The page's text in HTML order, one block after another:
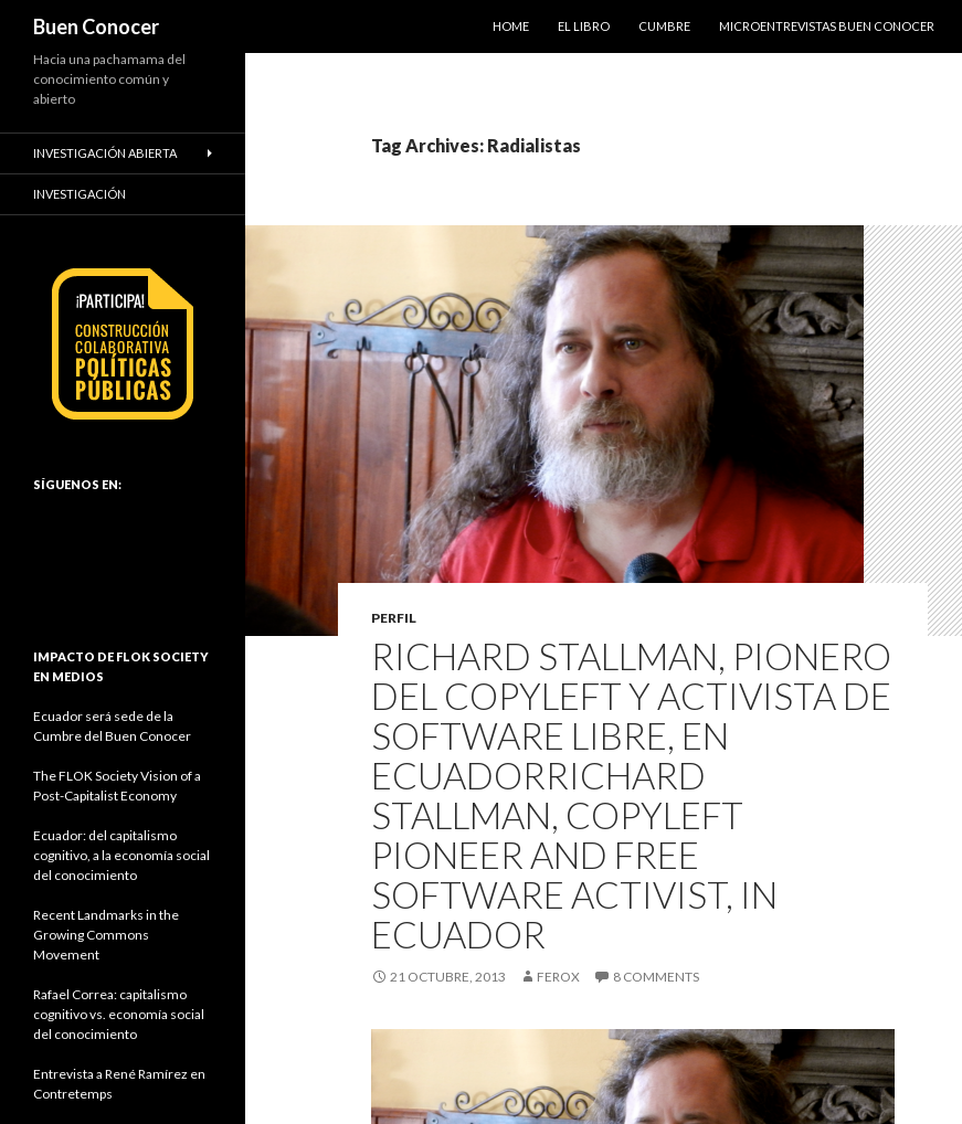
Buen Conocer
HOME
EL LIBRO CUMBRE MICROENTREVISTAS BUEN CONOCER
Tag Archives: Radialistas
PERFIL
RICHARD STALLMAN, PIONERO
DEL COPYLEFT Y ACTIVISTA DE
SOFTWARE LIBRE, EN
ECUADORRICHARD
STALLMAN, COPYLEFT
PIONEER AND FREE
SOFTWARE ACTIVIST, IN
ECUADOR
21 OCTUBRE, 2013 FEROX 8 COMMENTS
Hacia una pachamama del
conocimiento común y
abierto
INVESTIGACIÓN ABIERTA
INVESTIGACIÓN
SÍGUENOS EN:
IMPACTO DE FLOK SOCIETY
EN MEDIOS
Ecuador será sede de la
Cumbre del Buen Conocer
The FLOK Society Vision of a
Post-Capitalist Economy
Ecuador: del capitalismo
cognitivo, a la economía social
del conocimiento
Recent Landmarks in the
Growing Commons
Movement
Rafael Correa: capitalismo
cognitivo vs. economía social
del conocimiento
Entrevista a René Ramírez en
Contretemps